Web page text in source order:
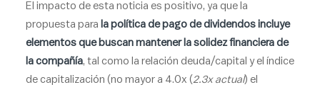
El impacto de esta noticia es positivo, ya que la
propuesta para la política de pago de dividendos incluye
elementos que buscan mantener la solidez financiera de
la compañía, tal como la relación deuda/capital y el índice
de capitalización (no mayor a 4.0x (2.3x actual) el